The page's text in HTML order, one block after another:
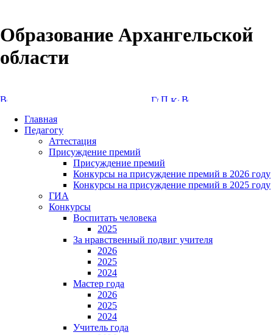
Образование Архангельской
области
Главная
Педагогу
Аттестация
Присуждение премий
Присуждение премий
Конкурсы на присуждение премий в 2026 году
Конкурсы на присуждение премий в 2025 году
ГИА
Конкурсы
Воспитать человека
2025
За нравственный подвиг учителя
2026
2025
2024
Мастер года
2026
2025
2024
Учитель года